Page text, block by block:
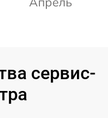
сервис-